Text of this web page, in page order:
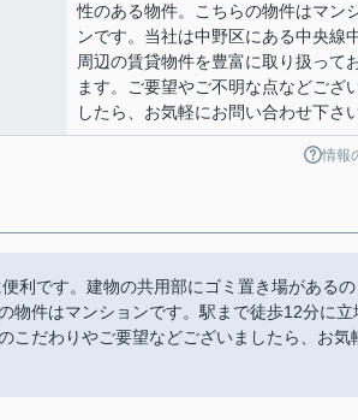
性のある物件。こちらの物件はマン
ンです。当社は中野区にある中央線
周辺の賃貸物件を豊富に取り扱って
ます。ご要望やご不明な点などござ
したら、お気軽にお問い合わせ下さい
情報
利です。建物の共用部にゴミ置き場があるの
物件はマンションです。駅まで徒歩12分に立
こだわりやご要望などございましたら、お気